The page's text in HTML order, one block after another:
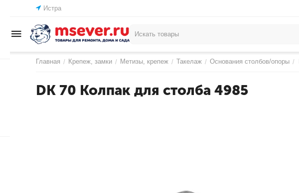
Истра
Главная / Крепеж, замки / Метизы, крепеж / Такелаж / Основания столбов/опоры /
DK 70 Колпак для столба 4985